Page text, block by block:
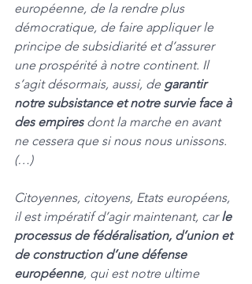
européenne, de la rendre plus
démocratique, de faire appliquer le
principe de subsidiarité et d’assurer
une prospérité à notre continent. Il
s’agit désormais, aussi, de garantir
notre subsistance et notre survie face à
des empires dont la marche en avant
ne cessera que si nous nous unissons.
(…)
Citoyennes, citoyens, Etats européens,
il est impératif d’agir maintenant, car le
processus de fédéralisation, d’union et
de construction d’une défense
européenne, qui est notre ultime